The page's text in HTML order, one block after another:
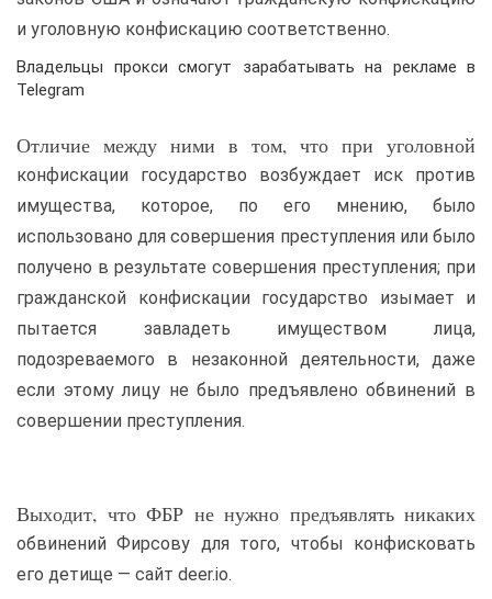
и уголовную конфискацию соответственно.
Владельцы прокси смогут зарабатывать на рекламе в
Telegram
Отличие между ними в том, что при уголовной
конфискации государство возбуждает иск против
имущества, которое, по его мнению, было
использовано для совершения преступления или было
получено в результате совершения преступления; при
гражданской конфискации государство изымает и
пытается завладеть имуществом лица,
подозреваемого в незаконной деятельности, даже
если этому лицу не было предъявлено обвинений в
совершении преступления.
Выходит, что ФБР не нужно предъявлять никаких
обвинений Фирсову для того, чтобы конфисковать
его детище — сайт deer.io.